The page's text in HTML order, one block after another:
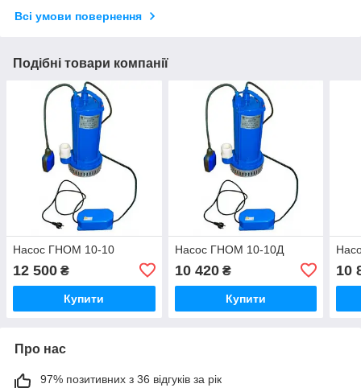
Всі умови повернення
Подібні товари компанії
Насос ГНОМ 10-10
12 500 ₴
Купити
Насос ГНОМ 10-10Д
10 420₴
Купити
10
Про нас
97% позитивних з 36 відгуків за рік